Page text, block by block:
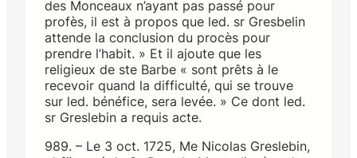
des Monceaux n’ayant pas passé pour
profès, il est à propos que led. sr Gresbelin
attende la conclusion du procès pour
prendre l’habit. » Et il ajoute que les
religieux de ste Barbe « sont prêts à le
recevoir quand la difficulté, qui se trouve
sur led. bénéfice, sera levée. » Ce dont led.
sr Greslebin a requis acte.
989. – Le 3 oct. 1725, Me Nicolas Greslebin,